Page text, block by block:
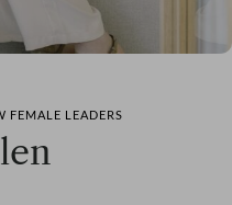
FEMALE LEADERS